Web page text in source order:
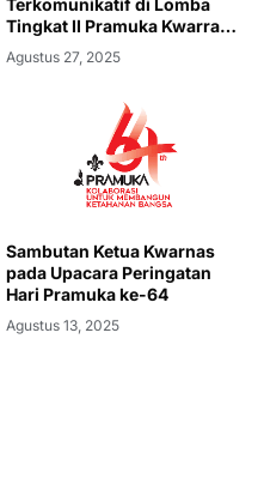
Terkomunikatif di Lomba
Tingkat II Pramuka Kwarran
Sampung
Agustus 27, 2025
Sambutan Ketua Kwarnas
pada Upacara Peringatan
Hari Pramuka ke-64
Agustus 13, 2025